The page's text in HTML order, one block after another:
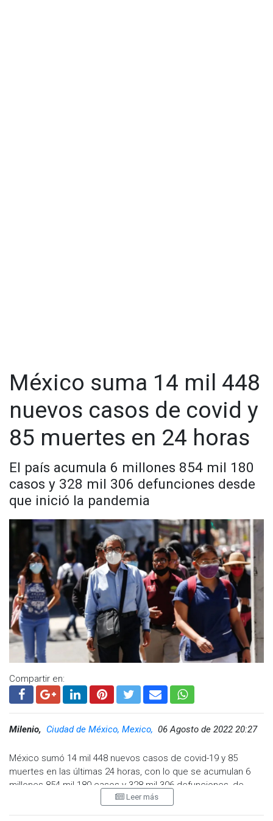
México suma 14 mil 448
nuevos casos de covid y
85 muertes en 24 horas
El país acumula 6 millones 854 mil 180
casos y 328 mil 306 defunciones desde
que inició la pandemia
Compartir en:
Milenio, Ciudad de México, Mexico, 06 Agosto de 2022 20:27
México sumó 14 mil 448 nuevos casos de covid-19 y 85
muertes en las últimas 24 horas, con lo que se acumulan 6
millones 854 mil 180 casos y 328 mil 306 defunciones, de
acuerdo con el informe de la Secretaría de Salud.
Leer más